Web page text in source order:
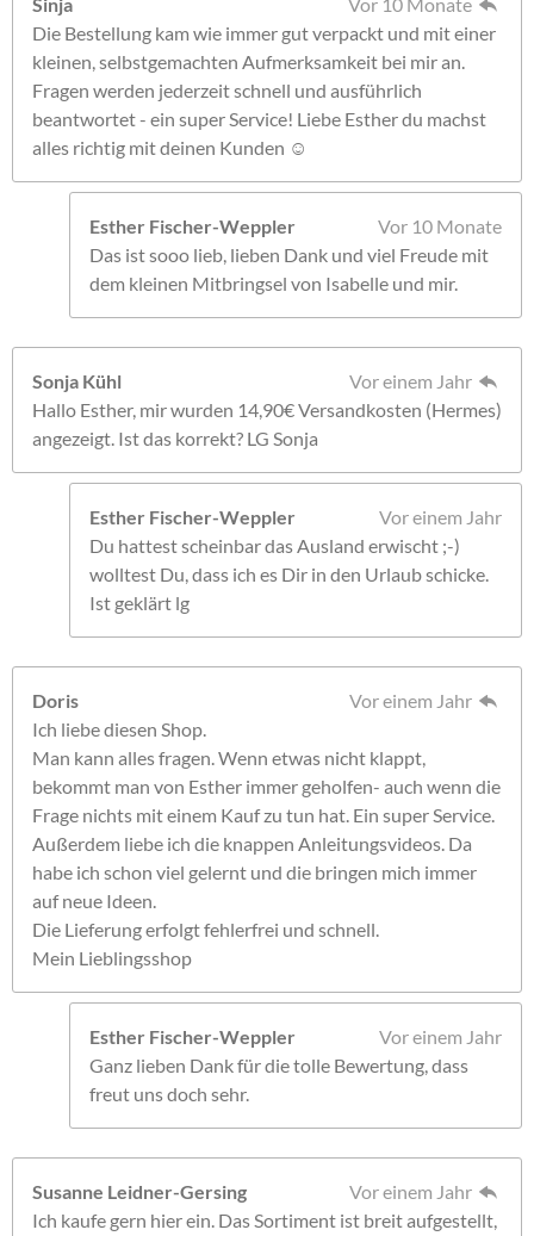
Die Bestellung kam wie immer gut verpackt und mit einer
kleinen, selbstgemachten Aufmerksamkeit bei mir an.
Fragen werden jederzeit schnell und ausführlich
beantwortet - ein super Service! Liebe Esther du machst
alles richtig mit deinen Kunden ☺️
Esther Fischer-Weppler
Vor 10 Monate
Das ist sooo lieb, lieben Dank und viel Freude mit
dem kleinen Mitbringsel von Isabelle und mir.
Sonja Kühl
Vor einem Jahr
Hallo Esther, mir wurden 14,90€ Versandkosten (Hermes)
angezeigt. Ist das korrekt? LG Sonja
Esther Fischer-Weppler
Vor einem Jahr
Du hattest scheinbar das Ausland erwischt ;-)
wolltest Du, dass ich es Dir in den Urlaub schicke.
Ist geklärt lg
Doris
Vor einem Jahr
Ich liebe diesen Shop.
Man kann alles fragen. Wenn etwas nicht klappt,
bekommt man von Esther immer geholfen- auch wenn die
Frage nichts mit einem Kauf zu tun hat. Ein super Service.
Außerdem liebe ich die knappen Anleitungsvideos. Da
habe ich schon viel gelernt und die bringen mich immer
auf neue Ideen.
Die Lieferung erfolgt fehlerfrei und schnell.
Mein Lieblingsshop
Esther Fischer-Weppler
Vor einem Jahr
Ganz lieben Dank für die tolle Bewertung, dass
freut uns doch sehr.
Susanne Leidner-Gersing
Vor einem Jahr
Ich kaufe gern hier ein. Das Sortiment ist breit aufgestellt,